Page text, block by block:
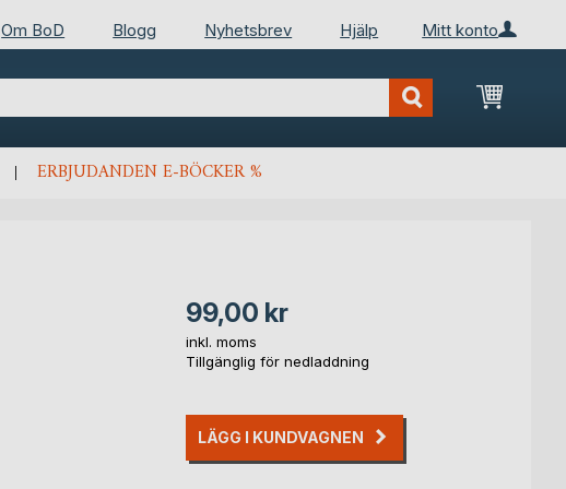
Mitt konto
Om BoD Blogg Nyhetsbrev Hjälp
Min
ERBJUDANDEN E-BÖCKER %
99,00 kr
inkl. moms
Tillgänglig för nedladdning
LÄGG I KUNDVAGNEN